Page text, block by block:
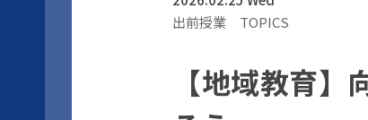
出前授業
TOPICS
【地域教育